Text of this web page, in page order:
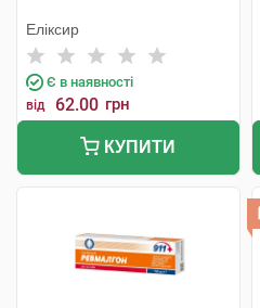
Еліксир
Є в наявності
від 62.00 грн
КУПИТИ